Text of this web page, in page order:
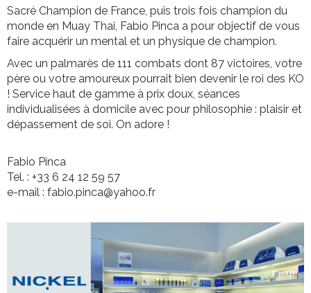
Sacré Champion de France, puis trois fois champion du
monde en Muay Thai, Fabio Pinca a pour objectif de vous
faire acquérir un mental et un physique de champion.
Avec un palmarès de 111 combats dont 87 victoires, votre
père ou votre amoureux pourrait bien devenir le roi des KO
! Service haut de gamme à prix doux, séances
individualisées à domicile avec pour philosophie : plaisir et
dépassement de soi. On adore !
Fabio Pinca
Tel. : +33 6 24 12 59 57
e-mail : fabio.pinca@yahoo.fr